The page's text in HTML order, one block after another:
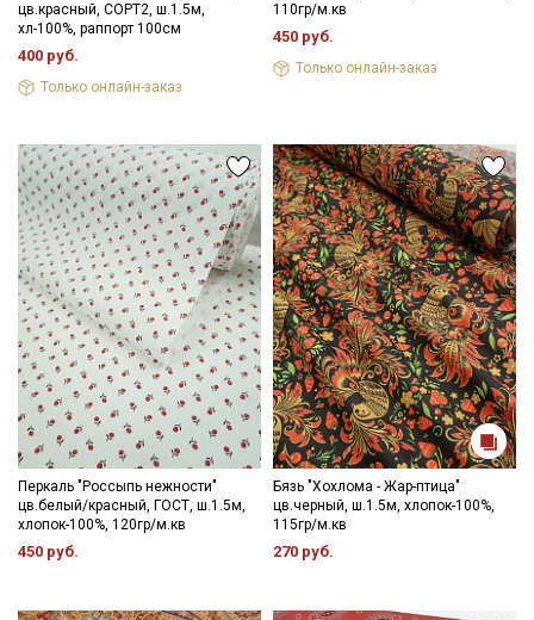
цв.красный, СОРТ2, ш.1.5м,
хл-100%, раппорт 100см
400 руб.
Только онлайн-заказ
110гр/м.кв
450 руб.
Только онлайн-заказ
Перкаль "Россыпь нежности"
цв.белый/красный, ГОСТ, ш.1.5м,
хлопок-100%, 120гр/м.кв
450 руб.
Бязь "Хохлома - Жар-птица"
цв.черный, ш.1.5м, хлопок-100%,
115гр/м.кв
270 руб.
Электронная почта
Подписаться
Ознакомлен(а) с Политикой обработки персональных
данныхи даюСогласие на обработку персональных
данных
ДаюСогласие на получение рекламных и
информационных рассылок